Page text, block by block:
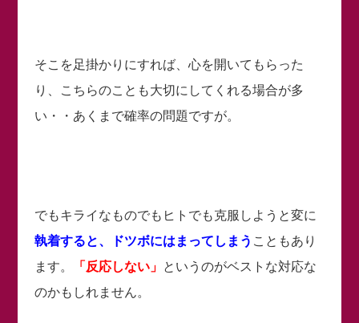
そこを足掛かりにすれば、心を開いてもらった
り、こちらのことも大切にしてくれる場合が多
い・・あくまで確率の問題ですが。
でもキライなものでもヒトでも克服しようと変に
執着すると、ドツボにはまってしまう こともあり
ます。
「反応しない」 というのがベストな対応な
のかもしれません。